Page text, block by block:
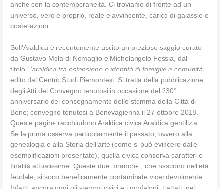
anche con la contemporaneità. Ci troviamo di fronte ad un
universo, vero e proprio, reale e avvincente, carico di galassie e
costellazioni.
Sull’Araldica è recentemente uscito un prezioso saggio curato
da Gustavo Mola di Nomaglio e Michelangelo Fessia, dal
titoloL’araldica tra ostensione e identità di famiglie e comunità
edito dal Centro Studi Piemontesi. Si tratta della pubblicazione
degli Atti del Convegno tenutosi in occasione del 330°
anniversario del consegnamento dello stemma della Città di
Bene; convegno tenutosi a Benevagienna il 27 ottobre 2018.
Queste pagine racchiudono Araldica civica Araldica gentilizia.
Se la prima osserva particolarmente il passato, ovvero alla
genealogia e alla Storia dell’arte (come si può evincere dalle
esemplificazioni presentate), quella civica conserva caratteri e
finalità attualissime. Queste due branche , che nascono nell’età
feudale, si sono beneficamente contaminate vicendevolmente.